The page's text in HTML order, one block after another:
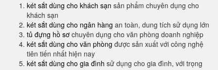
két sắt dùng cho khách sạn sản phẩm chuyên dụng cho
khách sạn
két sắt dùng cho ngân hàng an toàn, dung tích sử dụng lớn
tủ đựng hồ sơ chuyên dụng cho văn phòng doanh nghiệp
két sắt dùng cho văn phòng được sản xuất với công nghệ
tiên tiến nhất hiện nay
két sắt dùng cho gia đình sử dụng cho gia đình, với trọng